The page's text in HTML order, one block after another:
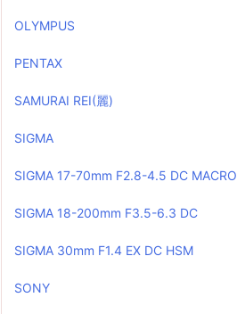
OLYMPUS
PENTAX
SAMURAI REI(麗)
SIGMA
SIGMA 17-70mm F2.8-4.5 DC MACRO
SIGMA 18-200mm F3.5-6.3 DC
SIGMA 30mm F1.4 EX DC HSM
SONY